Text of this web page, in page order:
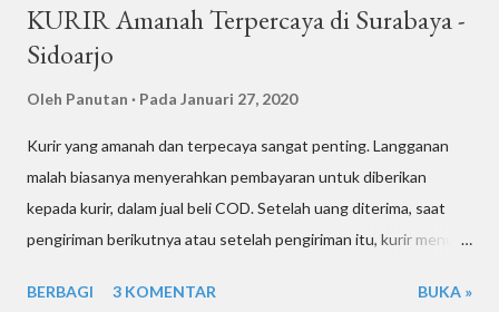
KURIR Amanah Terpercaya di Surabaya -
Sidoarjo
Oleh Panutan Pada Januari 27, 2020
Kurir yang amanah dan terpecaya sangat penting. Langganan
malah biasanya menyerahkan pembayaran untuk diberikan
kepada kurir, dalam jual beli COD. Setelah uang diterima, saat
pengiriman berikutnya atau setelah pengiriman itu, kurir menuju
ditransfer ke rekening penjual atau pengirim. Bisa juga Pembeli
BERBAGI 3 KOMENTAR BUKA »